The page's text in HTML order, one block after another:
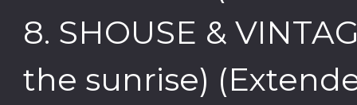
8. SHOUSE &
the sunrise)